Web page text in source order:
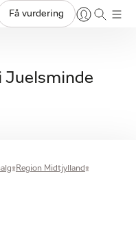
Få vurdering
Juelsminde
Region Midtjylland